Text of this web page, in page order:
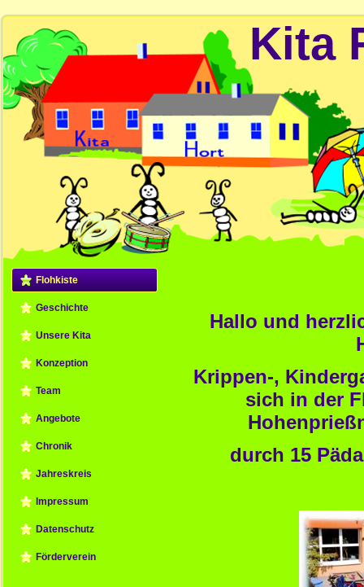
Kita
Flohkiste
Geschichte
Unsere Kita
Konzeption
Team
Angebote
Chronik
Jahreskreis
Impressum
Datenschutz
Förderverein
Hallo und
Krippen-,
sich in der
durch 15